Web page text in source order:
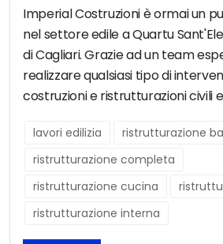
Imperial Costruzioni è ormai un
nel settore edile a Quartu
di Cagliari. Grazie ad un team
realizzare qualsiasi tipo di
costruzioni e ristrutturazioni civili
lavori edilizia
ristrutturazione
ristrutturazione completa
ristrutturazione cucina
ristrutturazione interna